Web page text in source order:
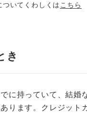
いてくわしくは こちら
き
に持っていて、結
ります。クレジット